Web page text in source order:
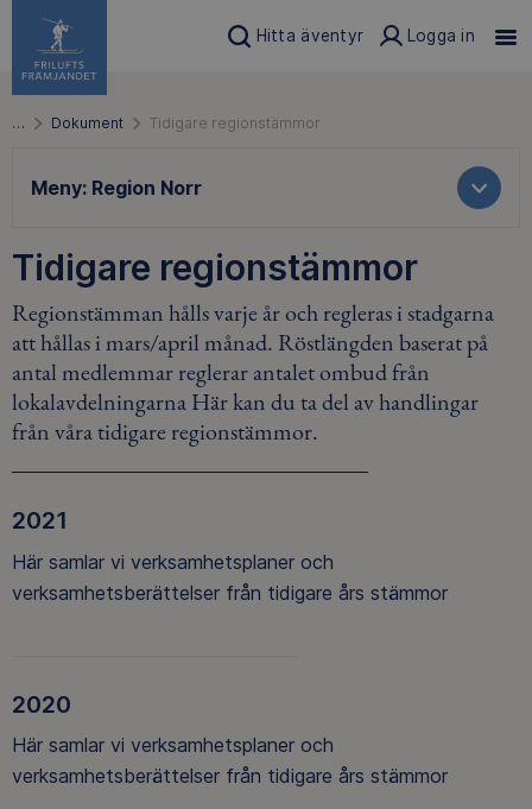
Hitta äventyr Logga in
… Dokument Tidigare regionstämmor
Meny: Region Norr
Tidigare regionstämmor
Regionstämman hålls varje år och regleras i stadgarna
att hållas i mars/april månad. Röstlängden baserat på
antal medlemmar reglerar antalet ombud från
lokalavdelningarna Här kan du ta del av handlingar
från våra tidigare regionstämmor.
2021
Här samlar vi verksamhetsplaner och
verksamhetsberättelser från tidigare års stämmor
2020
Här samlar vi verksamhetsplaner och
verksamhetsberättelser från tidigare års stämmor